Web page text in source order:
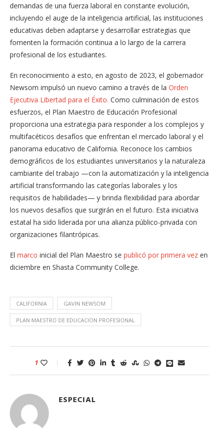
demandas de una fuerza laboral en constante evolución,
incluyendo el auge de la inteligencia artificial, las instituciones
educativas deben adaptarse y desarrollar estrategias que
fomenten la formación continua a lo largo de la carrera
profesional de los estudiantes.
En reconocimiento a esto, en agosto de 2023, el gobernador
Newsom impulsó un nuevo camino a través de la Orden
Ejecutiva Libertad para el Éxito. Como culminación de estos
esfuerzos, el Plan Maestro de Educación Profesional
proporciona una estrategia para responder a los complejos y
multifacéticos desafíos que enfrentan el mercado laboral y el
panorama educativo de California. Reconoce los cambios
demográficos de los estudiantes universitarios y la naturaleza
cambiante del trabajo —con la automatización y la inteligencia
artificial transformando las categorías laborales y los
requisitos de habilidades— y brinda flexibilidad para abordar
los nuevos desafíos que surgirán en el futuro. Esta iniciativa
estatal ha sido liderada por una alianza público-privada con
organizaciones filantrópicas.
El marco inicial del Plan Maestro se publicó por primera vez en
diciembre en Shasta Community College.
CALIFORNIA GAVIN NEWSOM
PLAN MAESTRO DE EDUCACION PROFESIONAL
1
ESPECIAL